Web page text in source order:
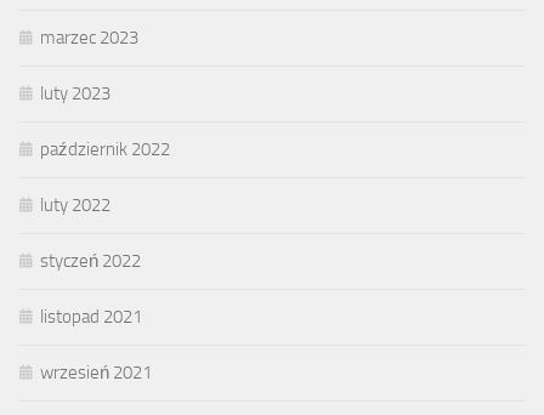
marzec 2023
luty 2023
październik 2022
luty 2022
styczeń 2022
listopad 2021
wrzesień 2021